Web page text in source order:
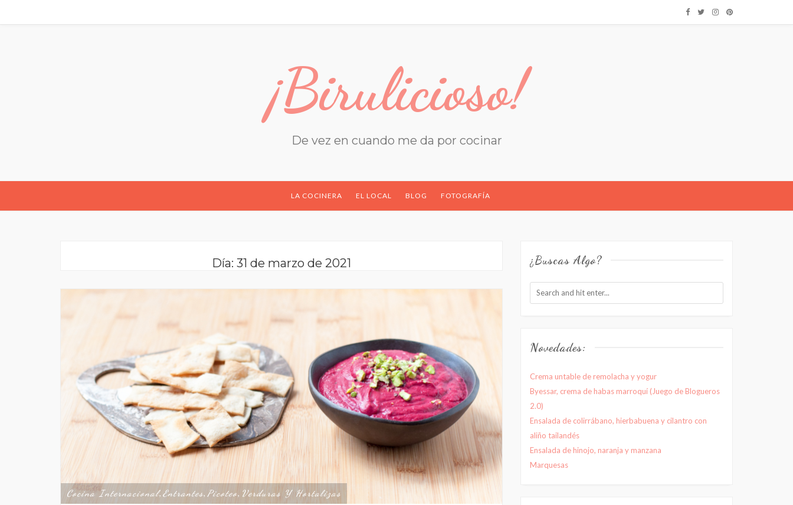
¡Birulicioso!
De vez en cuando me da por cocinar
LA COCINERA EL LOCAL BLOG FOTOGRAFÍA
Día: 31 de marzo de 2021
Cocina Internacional, Entrantes, Picoteo, Verduras Y Hortalizas
¿Buscas Algo?
Novedades:
Crema untable de remolacha y yogur
Byessar, crema de habas marroquí (Juego de Blogueros
2.0)
Ensalada de colirrábano, hierbabuena y cilantro con
aliño tailandés
Ensalada de hinojo, naranja y manzana
Marquesas